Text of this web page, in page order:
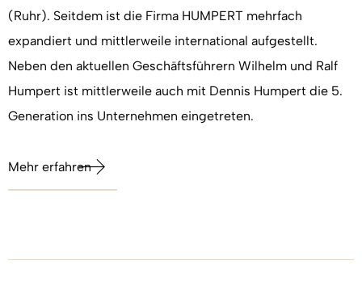
(Ruhr). Seitdem ist die Firma HUMPERT mehrfach
expandiert und mittlerweile international aufgestellt.
Neben den aktuellen Geschäftsführern Wilhelm und Ralf
Humpert ist mittlerweile auch mit Dennis Humpert die 5.
Generation ins Unternehmen eingetreten.
Mehr erfahren